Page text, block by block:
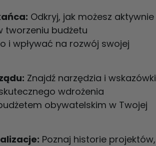
Odkryj, jak możesz aktywnie
tworzeniu budżetu
i wpływać na rozwój swojej
Znajdź narzędzia i wskazówki
wdrożenia
obywatelskim w Twojej
Poznaj historie projektów,